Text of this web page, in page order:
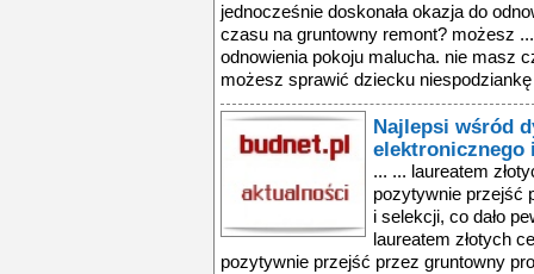
jednocześnie doskonała okazja do
czasu na gruntowny remont? możesz
odnowienia pokoju malucha. nie masz
możesz sprawić dziecku
Najlepsi wśród
elektronicznego
... ... laureatem
pozytywnie przejść
i selekcji, co dało
laureatem złotych
pozytywnie przejść przez gruntowny